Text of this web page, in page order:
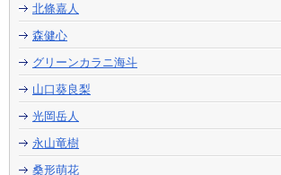
北條嘉人
森健心
グリーンカラニ海斗
山口葵良梨
光岡岳人
永山竜樹
桑形萌花